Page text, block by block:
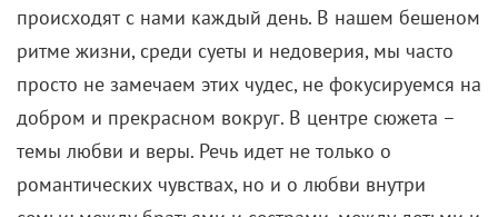
происходят с нами каждый день. В нашем бешеном
ритме жизни, среди суеты и недоверия, мы часто
просто не замечаем этих чудес, не фокусируемся на
добром и прекрасном вокруг. В центре сюжета –
темы любви и веры. Речь идет не только о
романтических чувствах, но и о любви внутри